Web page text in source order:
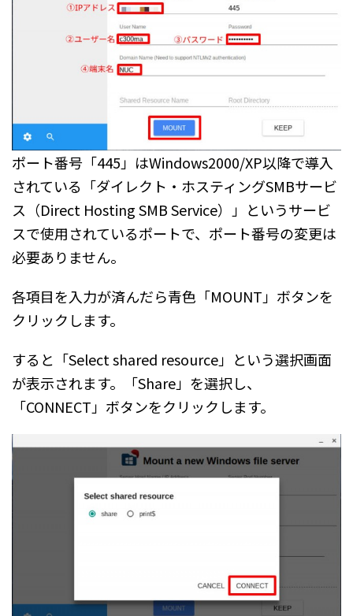
ポート番号「445」はWindows2000/XP以降で導入
されている「ダイレクト・ホスティングSMBサービ
ス（Direct Hosting SMB Service）」というサービ
スで使用されているポートで、ポート番号の変更は
必要ありません。
各項目を入力が済んだら青色「MOUNT」ボタンを
クリックします。
すると「Select shared resource」という選択画面
が表示されます。「Share」を選択し、
「CONNECT」ボタンをクリックします。